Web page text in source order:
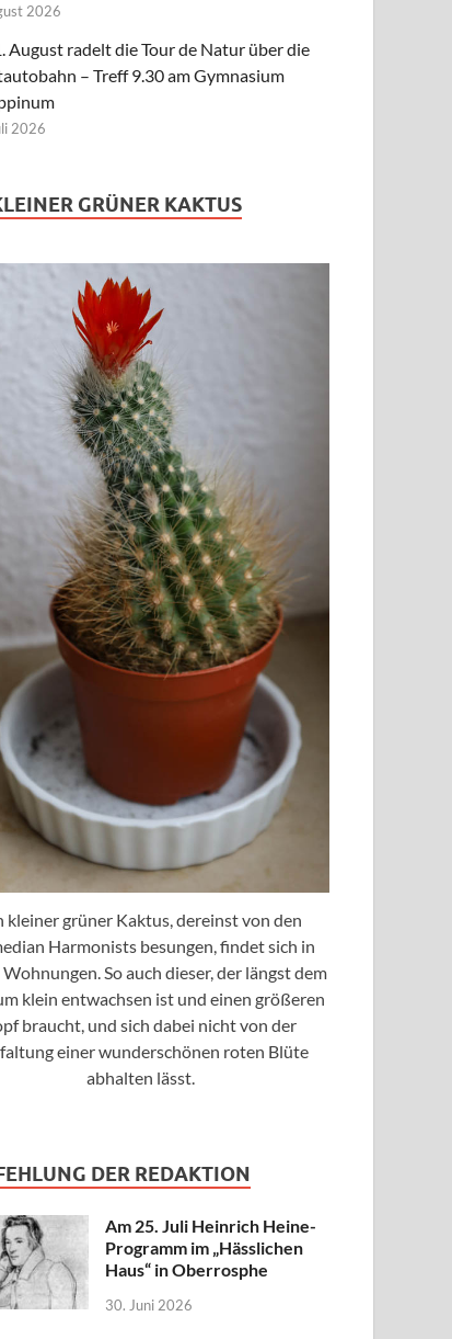
2026
August radelt die Tour de Natur über die
– Treff 9.30 am Gymnasium
2026
GRÜNER KAKTUS
kleiner grüner Kaktus, dereinst von den
Harmonists besungen, findet sich in
So auch dieser, der längst dem
klein entwachsen ist und einen größeren
braucht, und sich dabei nicht von der
einer wunderschönen roten Blüte
abhalten lässt.
DER REDAKTION
Am 25. Juli Heinrich Heine-
Programm im „Hässlichen
Haus“ in Oberrosphe
30. Juni 2026